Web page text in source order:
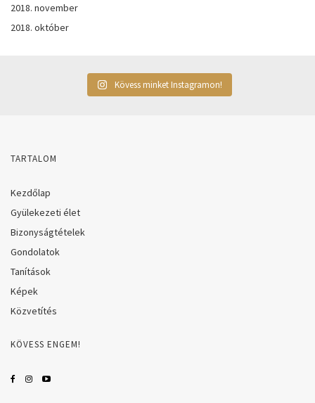
2018. november
2018. október
Kövess minket Instagramon!
TARTALOM
Kezdőlap
Gyülekezeti élet
Bizonyságtételek
Gondolatok
Tanítások
Képek
Közvetítés
KÖVESS ENGEM!